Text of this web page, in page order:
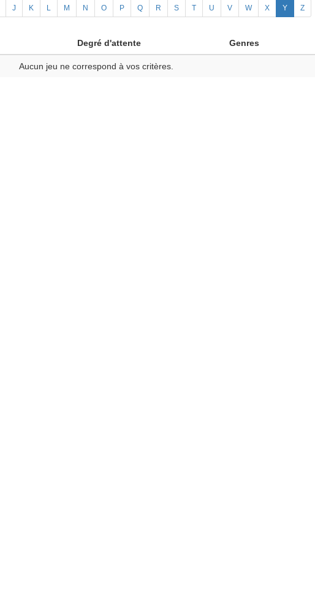
J K L M N O P Q R S T U V W X Y Z
Degré d'attente Genres
Aucun jeu ne correspond à vos critères.